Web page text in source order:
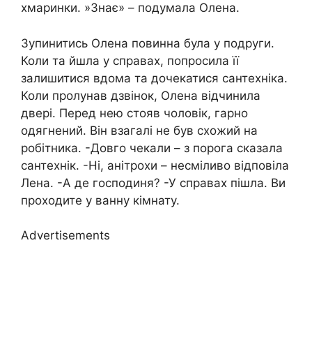
хмаринки. »Знає» – подумала Олена.
Зупинитись Олена повинна була у подруги.
Коли та йшла у справах, попросила її
залишитися вдома та дочекатися сантехніка.
Коли пролунав дзвінок, Олена відчинила
двері. Перед нею стояв чоловік, гарно
одягнений. Він взагалі не був схожий на
робітника. -Довго чекали – з порога сказала
сантехнік. -Ні, анітрохи – несміливо відповіла
Лена. -А де господиня? -У справах пішла. Ви
проходите у ванну кімнату.
Advertisements